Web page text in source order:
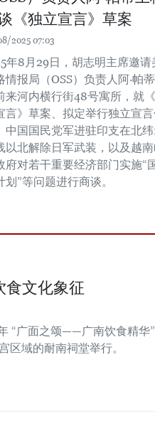
《独立宣言》草案
2025 07:03
年8月29日，胡志明主席邀请
情报局（OSS）负责人阿·帕
来河内横行街48号寓所，就
言》草案、拟定举行独立宣
中国国民党军进驻印支在北纬
以北解除日军武装，以及越
府对若干重要经济部门实施“
划”等问题进行商谈。
食文化象征
“广面之颂——广南饮食精华
区域的耐南祠堂举行。